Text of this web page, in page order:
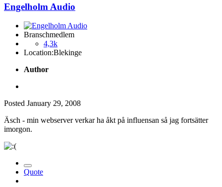
Engelholm Audio
Branschmedlem
4,3k
Location:Blekinge
Author
Posted January 29, 2008
Äsch - min webserver verkar ha åkt på influensan så jag fortsätter
imorgon.
Quote